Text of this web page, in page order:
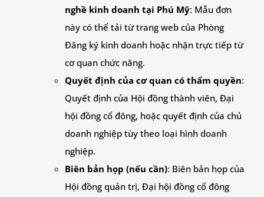
nghề kinh doanh tại Phú Mỹ: Mẫu đơn
này có thể tải từ trang web của Phòng
Đăng ký kinh doanh hoặc nhận trực tiếp từ
cơ quan chức năng.
Quyết định của cơ quan có thẩm quyền:
Quyết định của Hội đồng thành viên, Đại
hội đồng cổ đông, hoặc quyết định của chủ
doanh nghiệp tùy theo loại hình doanh
nghiệp.
Biên bản họp (nếu cần): Biên bản họp của
Hội đồng quản trị, Đại hội đồng cổ đông